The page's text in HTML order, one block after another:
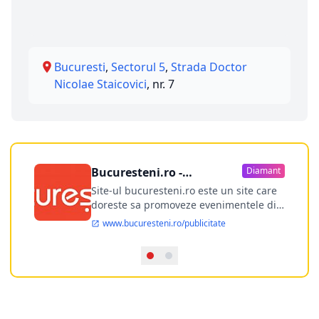
Bucuresti, Sectorul 5, Strada Doctor
Nicolae Staicovici, nr. 7
Bucuresteni.ro -
publicitate online
Diamant
Site-ul bucuresteni.ro este un site care
doreste sa promoveze evenimentele din
Bucuresti si nu numai, sa puna la
Bucuresti-ului, si in acelasi timp sa
ofere posibilitatea firmel...
www.bucuresteni.ro/publicitate